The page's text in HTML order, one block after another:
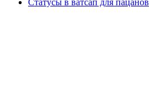
Статусы в ватсап для пацанов